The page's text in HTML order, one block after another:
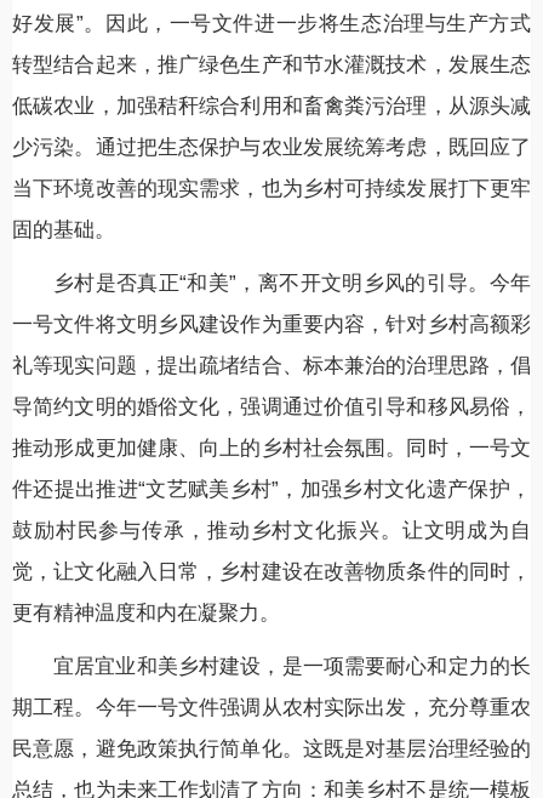
好发展”。因此，一号文件进一步将生态治理与生产方式
转型结合起来，推广绿色生产和节水灌溉技术，发展生态
低碳农业，加强秸秆综合利用和畜禽粪污治理，从源头减
少污染。通过把生态保护与农业发展统筹考虑，既回应了
当下环境改善的现实需求，也为乡村可持续发展打下更牢
固的基础。
乡村是否真正“和美”，离不开文明乡风的引导。今年
一号文件将文明乡风建设作为重要内容，针对乡村高额彩
礼等现实问题，提出疏堵结合、标本兼治的治理思路，倡
导简约文明的婚俗文化，强调通过价值引导和移风易俗，
推动形成更加健康、向上的乡村社会氛围。同时，一号文
件还提出推进“文艺赋美乡村”，加强乡村文化遗产保护，
鼓励村民参与传承，推动乡村文化振兴。让文明成为自
觉，让文化融入日常，乡村建设在改善物质条件的同时，
更有精神温度和内在凝聚力。
宜居宜业和美乡村建设，是一项需要耐心和定力的长
期工程。今年一号文件强调从农村实际出发，充分尊重农
民意愿，避免政策执行简单化。这既是对基层治理经验的
总结，也为未来工作划清了方向：和美乡村不是统一模板